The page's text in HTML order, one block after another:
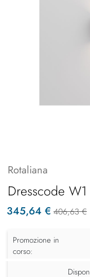
Rotaliana
Dresscode
345,64 € 406,63 €
Promozione in
corso: